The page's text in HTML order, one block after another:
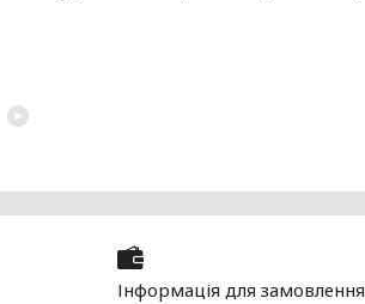
Інформація для замовлення